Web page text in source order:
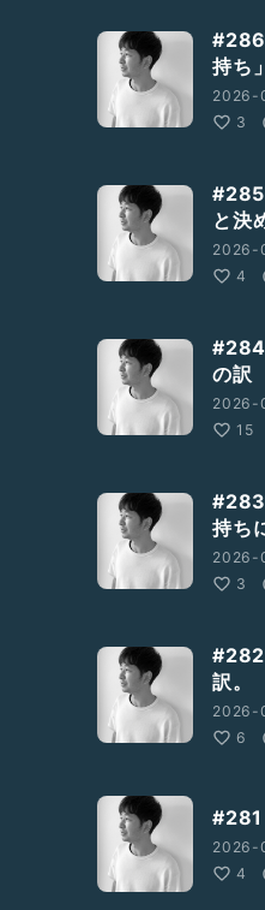
#286
持ち
2026-
3
と決
2026-
4
#284
の訳
2026-
15
#283
持ち
2026-
3
#282
訳。
2026-
6
#281
2026-
4